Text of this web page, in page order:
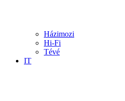
Házimozi
Hi-Fi
Tévé
IT